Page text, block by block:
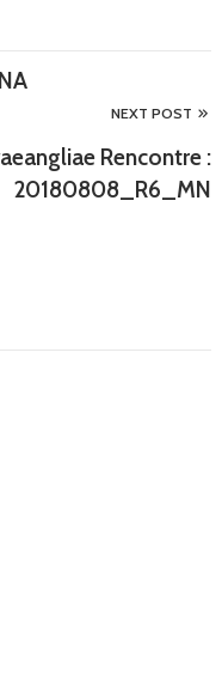
NEXT POST
Rencontre :
20180808_R6_MN